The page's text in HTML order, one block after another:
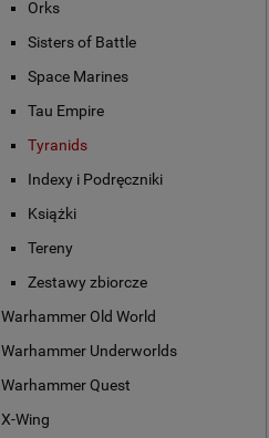
Orks
Sisters of Battle
Space Marines
Tau Empire
Tyranids
Indexy i Podręczniki
Książki
Tereny
Zestawy zbiorcze
Warhammer Old World
Warhammer Underworlds
Warhammer Quest
X-Wing